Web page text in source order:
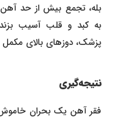
بله، تجمع بیش از حد آهن
به کبد و قلب آسیب
پزشک، دوزهای بالای مکمل
نتیجه‌گیری
فقر آهن یک بحران خاموش